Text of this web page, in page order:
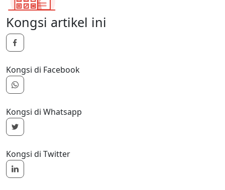
Kongsi artikel ini
Kongsi di Facebook
Kongsi di Whatsapp
Kongsi di Twitter